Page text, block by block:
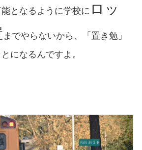
となるように学校に ロッ
までやらないから、「置き勉」
になるんですよ。